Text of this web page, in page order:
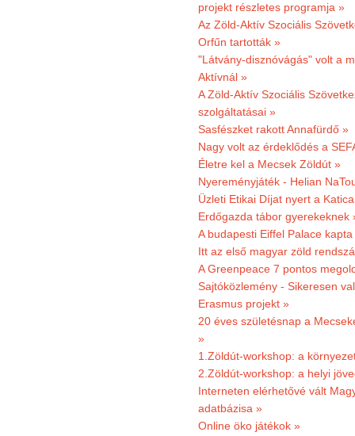
projekt részletes programja »
Az Zöld-Aktív Szociális
Orfűn tartották »
"Látvány-disznóvágás" volt a
Aktívnál »
A Zöld-Aktív Szociális
szolgáltatásai »
Sasfészket rakott Annafürdő »
Nagy volt az érdeklődés a
Életre kel a Mecsek Zöldút »
Nyereményjáték - Helian
Üzleti Etikai Díjat nyert a
Erdőgazda tábor gyerekeknek
A budapesti Eiffel Palace
Itt az első magyar zöld
A Greenpeace 7 pontos
Sajtóközlemény - Sikeresen
Erasmus projekt »
20 éves születésnap a
»
1.Zöldút-workshop: a
2.Zöldút-workshop: a helyi
Interneten elérhetővé vált
adatbázisa »
Online öko játékok »